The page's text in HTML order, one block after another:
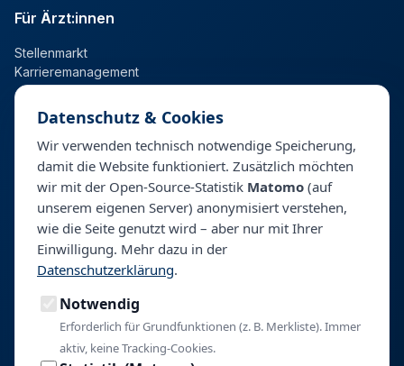
Für Ärzt:innen
Stellenmarkt
Karrieremanagement
Talentpool
Personalberatung & Direktsuche
Unternehmen
Impressum
Datenschutz & Cookies
Wir verwenden technisch notwendige Speicherung,
damit die Website funktioniert. Zusätzlich möchten
wir mit der Open-Source-Statistik Matomo (auf
unserem eigenen Server) anonymisiert verstehen,
wie die Seite genutzt wird – aber nur mit Ihrer
Einwilligung. Mehr dazu in der
Datenschutzerklärung.
Notwendig
Erforderlich für Grundfunktionen (z. B. Merkliste). Immer
aktiv, keine Tracking-Cookies.